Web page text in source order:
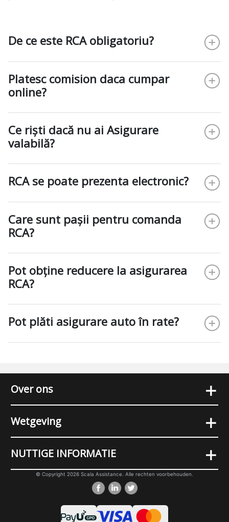
De ce este RCA obligatoriu?
Platesc comision daca cumpar
online?
Ce riști dacă nu ai Asigurare
valabilă?
RCA se poate prezenta electronic?
Care sunt pașii pentru comanda
RCA?
Pot obține reducere la asigurarea
RCA?
Pot plăti asigurare auto în rate?
Over ons +
Wetgeving +
NUTTIGE INFORMATIE +
© Copyright 2026 Scala Assistance. Alle rechten voorbehouden.